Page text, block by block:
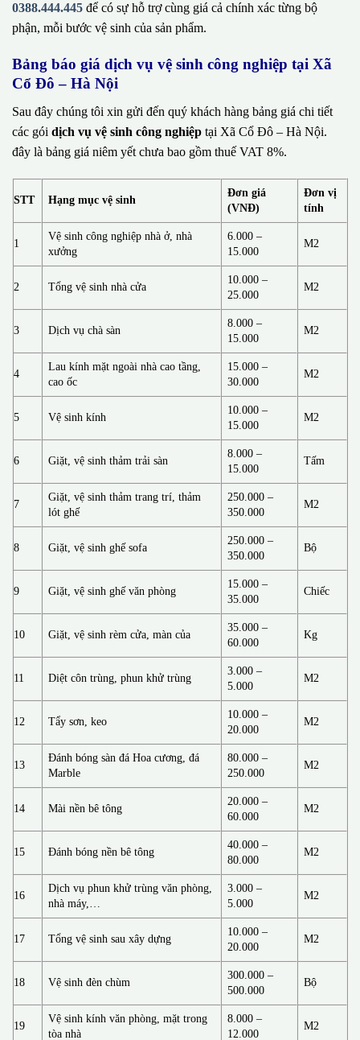
0388.444.445 để có sự hỗ trợ cùng giá cả chính xác từng bộ
phận, mỗi bước vệ sinh của sản phẩm.
Bảng báo giá dịch vụ vệ sinh công nghiệp tại Xã
Cổ Đô – Hà Nội
Sau đây chúng tôi xin gửi đến quý khách hàng bảng giá chi tiết
các gói dịch vụ vệ sinh công nghiệp tại Xã Cổ Đô – Hà Nội.
đây là bảng giá niêm yết chưa bao gồm thuế VAT 8%.
STT Hạng mục vệ sinh
Đơn giá
(VNĐ)
Đơn vị
tính
1
Vệ sinh công nghiệp nhà ở, nhà
xưởng
6.000 –
15.000
M2
2 Tổng vệ sinh nhà cửa
10.000 –
25.000
M2
3 Dịch vụ chà sàn
8.000 –
15.000
M2
4
Lau kính mặt ngoài nhà cao tầng,
cao ốc
15.000 –
30.000
M2
5 Vệ sinh kính
10.000 –
15.000
M2
6 Giặt, vệ sinh thảm trải sàn
8.000 –
15.000
Tấm
7
Giặt, vệ sinh thảm trang trí, thảm
lót ghế
250.000 –
350.000
M2
8 Giặt, vệ sinh ghế sofa
250.000 –
350.000
Bộ
9 Giặt, vệ sinh ghế văn phòng
15.000 –
35.000
Chiếc
10 Giặt, vệ sinh rèm cửa, màn của
35.000 –
60.000
Kg
11 Diệt côn trùng, phun khử trùng
3.000 –
5.000
M2
12 Tẩy sơn, keo
10.000 –
20.000
M2
13
Đánh bóng sàn đá Hoa cương, đá
Marble
80.000 –
250.000
M2
14 Mài nền bê tông
20.000 –
60.000
M2
15 Đánh bóng nền bê tông
40.000 –
80.000
M2
16
Dịch vụ phun khử trùng văn phòng,
nhà máy,…
3.000 –
5.000
M2
17 Tổng vệ sinh sau xây dựng
10.000 –
20.000
M2
18 Vệ sinh đèn chùm
300.000 –
500.000
Bộ
19
Vệ sinh kính văn phòng, mặt trong
tòa nhà
8.000 –
12.000
M2